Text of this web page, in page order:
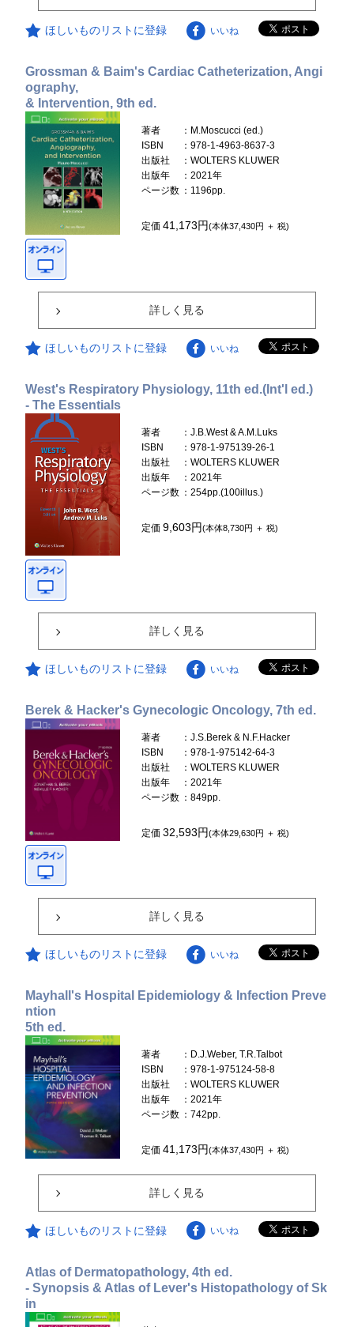
ほしいものリストに登録 いいね
Grossman & Baim's Cardiac Catheterization, Angi
ography,
& Intervention, 9th ed.
著者
：M.Moscucci (ed.)
ISBN
：978-1-4963-8637-3
出版社
：WOLTERS KLUWER
出版年
：2021年
ページ数 ：1196pp.
定価41,173円(本体37,430円 ＋ 税)
詳しく見る
ほしいものリストに登録 いいね
West's Respiratory Physiology, 11th ed.(Int'l ed.)
- The Essentials
著者
：J.B.West & A.M.Luks
ISBN
：978-1-975139-26-1
出版社
：WOLTERS KLUWER
出版年
：2021年
ページ数 ：254pp.(100illus.)
定価9,603円(本体8,730円 ＋ 税)
詳しく見る
ほしいものリストに登録 いいね
Berek & Hacker's Gynecologic Oncology, 7th ed.
著者
：J.S.Berek & N.F.Hacker
ISBN
：978-1-975142-64-3
出版社
：WOLTERS KLUWER
出版年
：2021年
ページ数 ：849pp.
定価32,593円(本体29,630円 ＋ 税)
詳しく見る
ほしいものリストに登録 いいね
Mayhall's Hospital Epidemiology & Infection Preve
ntion
5th ed.
著者
：D.J.Weber, T.R.Talbot
ISBN
：978-1-975124-58-8
出版社
：WOLTERS KLUWER
出版年
：2021年
ページ数 ：742pp.
定価41,173円(本体37,430円 ＋ 税)
詳しく見る
ほしいものリストに登録 いいね
Atlas of Dermatopathology, 4th ed.
- Synopsis & Atlas of Lever's Histopathology of Sk
in